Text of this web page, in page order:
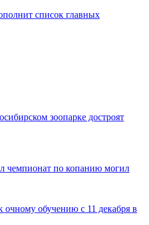
список главных
зоопарке достроят
чемпионат по копанию могил
обучению с 11 декабря в